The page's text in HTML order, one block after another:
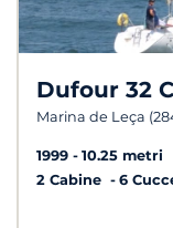
Dufour 32
Marina de Leça
1999
10.25 metri
2 Cabine
6